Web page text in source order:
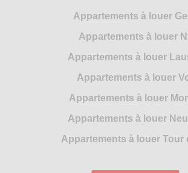
Appartements à louer
Appartements à louer
Appartements à louer
Appartements à louer
Appartements à louer
Appartements à louer
Appartements à louer Tour